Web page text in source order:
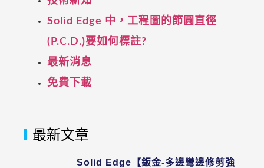
Solid Edge 中，工程圖的節圓直徑
(P.C.D.)要如何標註?
最新消息
免費下載
最新文章
Solid Edge【鈑金-多邊彎邊修剪強